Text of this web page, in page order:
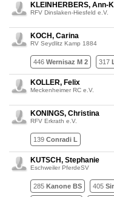
KLEINHERBERS, Ann-
RFV Dinslaken-Hiesfeld e.V.
KOCH, Carina
RV Seydlitz Kamp 1884
446 Wernisaz M 2 317
KOLLER, Felix
Meckenheimer RC e.V.
KONINGS, Christina
RFV Erkrath e.V.
139 Conradi L
KUTSCH, Stephanie
Eschweiler PferdeSV
285 Kanone BS 405